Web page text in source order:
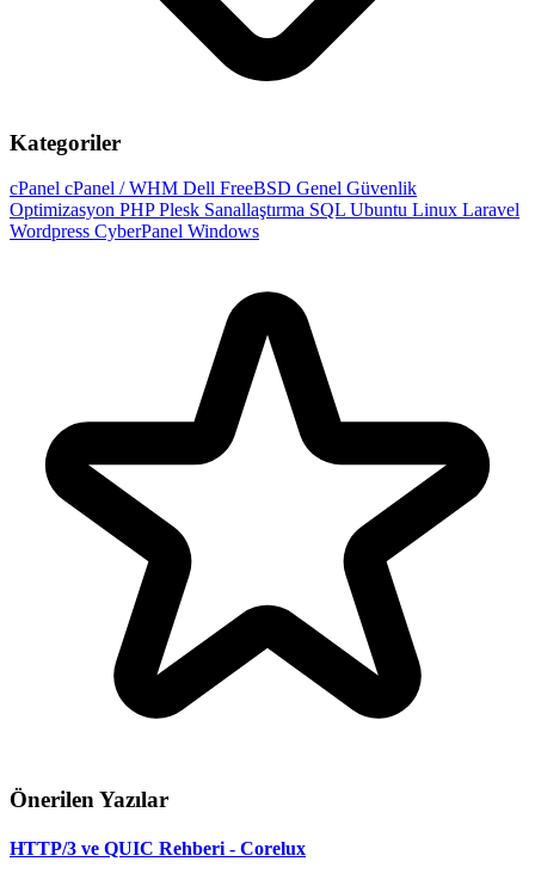
Kategoriler
cPanel cPanel / WHM Dell FreeBSD Genel Güvenlik
Optimizasyon PHPPlesk Sanallaştırma SQL Ubuntu Linux Laravel
Wordpress CyberPanel Windows
Önerilen Yazılar
HTTP/3 ve QUIC Rehberi - Corelux